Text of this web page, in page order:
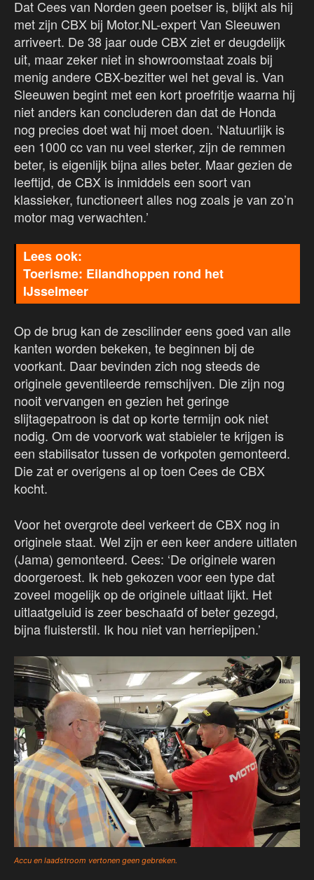
Dat Cees van Norden geen poetser is, blijkt als hij
met zijn CBX bij Motor.NL-expert Van Sleeuwen
arriveert. De 38 jaar oude CBX ziet er deugdelijk
uit, maar zeker niet in showroomstaat zoals bij
menig andere CBX-bezitter wel het geval is. Van
Sleeuwen begint met een kort proefritje waarna hij
niet anders kan concluderen dan dat de Honda
nog precies doet wat hij moet doen. ‘Natuurlijk is
een 1000 cc van nu veel sterker, zijn de remmen
beter, is eigenlijk bijna alles beter. Maar gezien de
leeftijd, de CBX is inmiddels een soort van
klassieker, functioneert alles nog zoals je van zo’n
motor mag verwachten.’
Toerisme: Eilandhoppen rond het
IJsselmeer
Op de brug kan de zescilinder eens goed van alle
kanten worden bekeken, te beginnen bij de
voorkant. Daar bevinden zich nog steeds de
originele geventileerde remschijven. Die zijn nog
nooit vervangen en gezien het geringe
slijtagepatroon is dat op korte termijn ook niet
nodig. Om de voorvork wat stabieler te krijgen is
een stabilisator tussen de vorkpoten gemonteerd.
Die zat er overigens al op toen Cees de CBX
kocht.
Voor het overgrote deel verkeert de CBX nog in
originele staat. Wel zijn er een keer andere uitlaten
(Jama) gemonteerd. Cees: ‘De originele waren
doorgeroest. Ik heb gekozen voor een type dat
zoveel mogelijk op de originele uitlaat lijkt. Het
uitlaatgeluid is zeer beschaafd of beter gezegd,
bijna fluisterstil. Ik hou niet van herriepijpen.’
Accu en laadstroom vertonen geen gebreken.